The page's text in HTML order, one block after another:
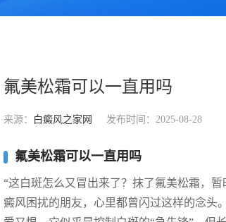
氟美松霜可以一直用吗
来源： 白癜风之家网 发布时间：2025-08-28
氟美松霜可以一直用吗
“这白斑怎么又冒出来了？抹了氟美松霜，
癜风困扰的朋友，心里都曾闪过这样的念头